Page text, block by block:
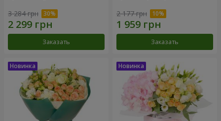
3 284 грн
Заказать
2 177 грн
Заказать